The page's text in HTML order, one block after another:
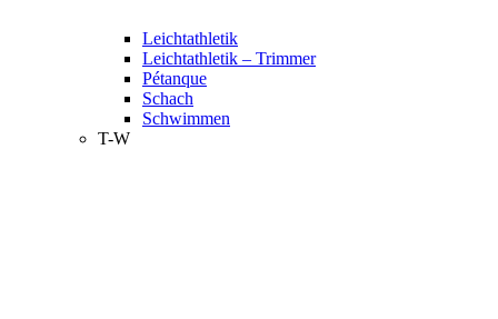
Leichtathletik
Leichtathletik – Trimmer
Pétanque
Schach
Schwimmen
T-W